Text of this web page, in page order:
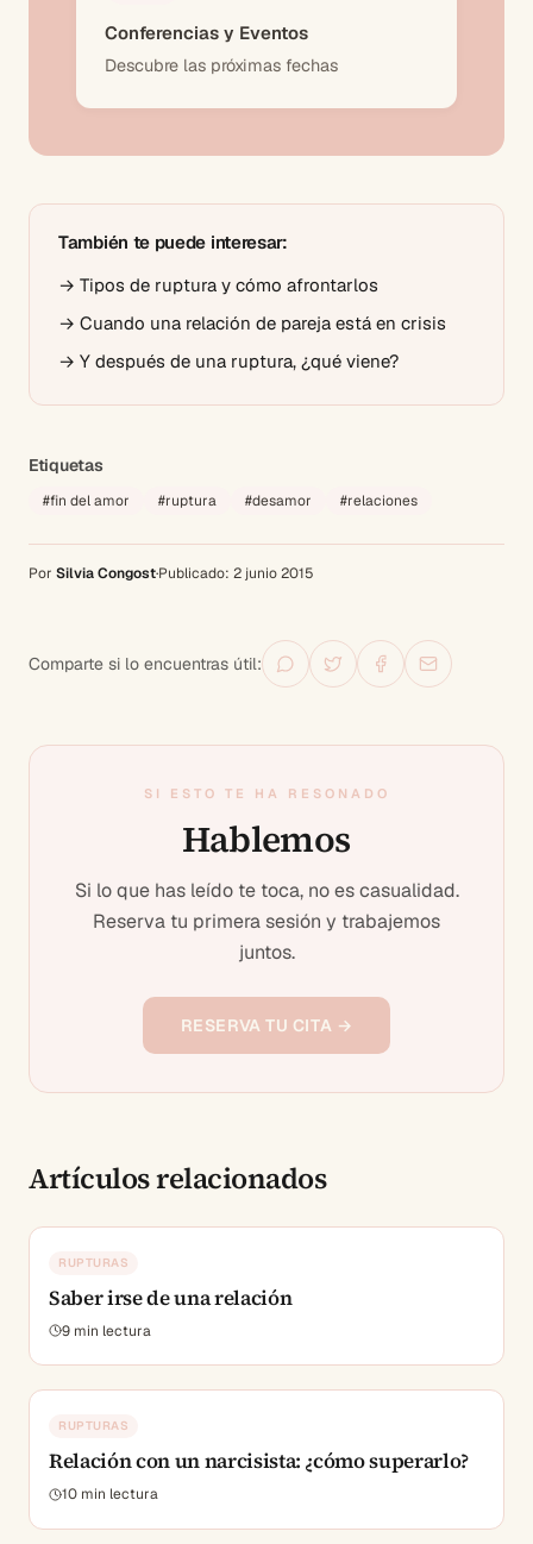
Conferencias y Eventos
Descubre las próximas fechas
También te puede interesar:
→ Tipos de ruptura y cómo afrontarlos
→ Cuando una relación de pareja está en crisis
→ Y después de una ruptura, ¿qué viene?
Etiquetas
#fin del amor #ruptura #desamor #relaciones
Por Silvia Congost·Publicado: 2 junio 2015
Comparte si lo encuentras útil:
SI ESTO TE HA RESONADO
Hablemos
Si lo que has leído te toca, no es casualidad.
Reserva tu primera sesión y trabajemos
juntos.
RESERVA TU CITA →
Artículos relacionados
RUPTURAS
Saber irse de una relación
9 min lectura
RUPTURAS
Relación con un narcisista: ¿cómo superarlo?
10 min lectura